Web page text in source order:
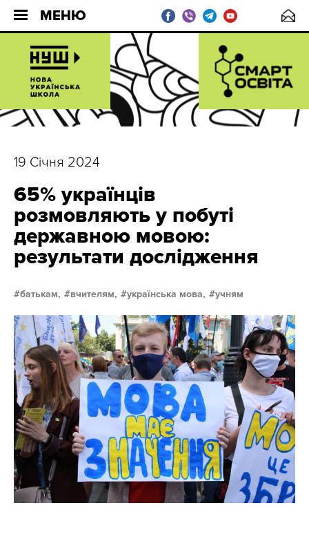
МЕНЮ
19 Січня 2024
65% українців
розмовляють у побуті
державною мовою:
результати дослідження
батькам, вчителям, українська мова, учням